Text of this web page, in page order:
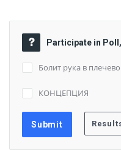
Participate in
Болит рука в
КОНЦЕПЦИЯ